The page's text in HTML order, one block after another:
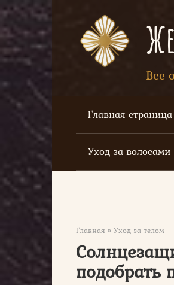
Перейти
к
контенту
Все
Главная страница
Уход за волосами
Главная » Уход за телом
подобрать